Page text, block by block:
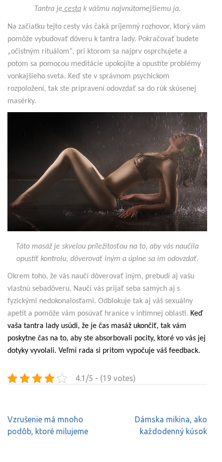
Tantra je cestak vášmu najvnútornejšiemu ja.
Na začiatku tejto cesty vás čaká príjemný rozhovor, ktorý vám
pomôže vybudovať dôveru k tantra lady. Pokračovať budete
„očistným rituálom“, pri ktorom sa najprv osprchujete a
potom sa pomocou meditácie upokojíte a opustíte problémy
vonkajšieho sveta. Keď ste v správnom psychickom
rozpoložení, tak ste pripravení odovzdať sa do rúk skúsenej
masérky.
Táto masáž je skvelou príležitosťou na to, aby vás naučila
opustiť kontrolu, dôverovať iným a úplne sa im odovzdať.
Okrem toho, že vás naučí dôverovať iným, prebudí aj vašu
vlastnú sebadôveru. Naučí vás prijať seba samých aj s
fyzickými nedokonalosťami. Odblokuje tak aj váš sexuálny
apetít a pomôže vám posúvať hranice v intímnej oblasti. Keď
vaša tantra lady usúdi, že je čas masáž ukončiť, tak vám
poskytne čas na to, aby ste absorbovali pocity, ktoré vo vás jej
dotyky vyvolali. Veľmi rada si pritom vypočuje váš feedback.
4.1/5 - (19 votes)
Navigace
pro
Vzrušenie má mnoho
podôb, ktoré milujeme
Dámska mikina, ako
každodenný kúsok